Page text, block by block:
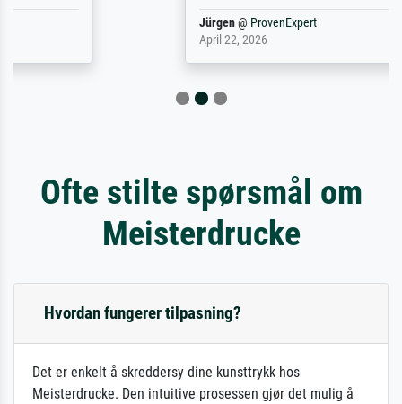
Ofte stilte spørsmål om
Meisterdrucke
Hvordan fungerer tilpasning?
Det er enkelt å skreddersy dine kunsttrykk hos
Meisterdrucke. Den intuitive prosessen gjør det mulig å